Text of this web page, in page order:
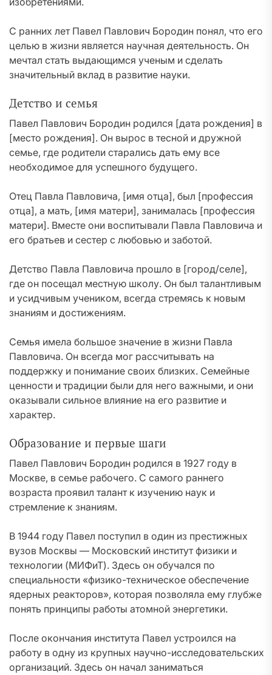
С ранних лет Павел Павлович Бородин понял, что его
целью в жизни является научная деятельность. Он
мечтал стать выдающимся ученым и сделать
значительный вклад в развитие науки.
Детство и семья
Павел Павлович Бородин родился [дата рождения] в
[место рождения]. Он вырос в тесной и дружной
семье, где родители старались дать ему все
необходимое для успешного будущего.
Отец Павла Павловича, [имя отца], был [профессия
отца], а мать, [имя матери], занималась [профессия
матери]. Вместе они воспитывали Павла Павловича и
его братьев и сестер с любовью и заботой.
Детство Павла Павловича прошло в [город/селе],
где он посещал местную школу. Он был талантливым
и усидчивым учеником, всегда стремясь к новым
знаниям и достижениям.
Семья имела большое значение в жизни Павла
Павловича. Он всегда мог рассчитывать на
поддержку и понимание своих близких. Семейные
ценности и традиции были для него важными, и они
оказывали сильное влияние на его развитие и
характер.
Образование и первые шаги
Павел Павлович Бородин родился в 1927 году в
Москве, в семье рабочего. С самого раннего
возраста проявил талант к изучению наук и
стремление к знаниям.
В 1944 году Павел поступил в один из престижных
вузов Москвы — Московский институт физики и
технологии (МИФиТ). Здесь он обучался по
специальности «физико-техническое обеспечение
ядерных реакторов», которая позволяла ему глубже
понять принципы работы атомной энергетики.
После окончания института Павел устроился на
работу в одну из крупных научно-исследовательских
организаций. Здесь он начал заниматься